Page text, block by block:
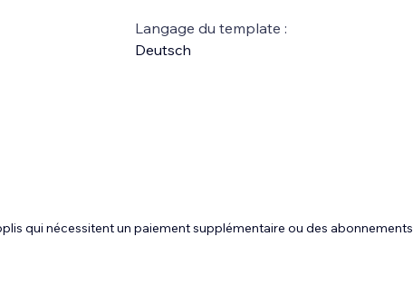
Langage du template :
Deutsch
qui nécessitent un paiement supplémentaire ou des abonnements